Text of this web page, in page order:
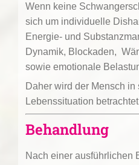
Wenn keine
sich um individuelle
Energie- und
Dynamik, Blockaden,
sowie emotionale
Daher wird der Mensch in
Lebenssituation
Behandlung
Nach einer ausführlichen